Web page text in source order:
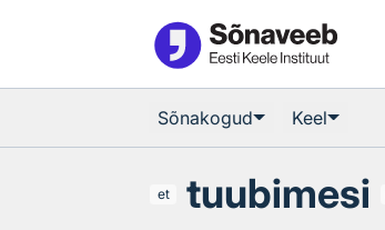
Sõnakogud Keel
et tuubimesi